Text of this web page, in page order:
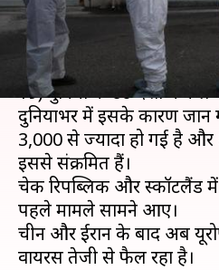
क्या है खबर?
चीन के वुहान शहर से शुरू हुआ
19) दुनिया के 60 देशों में फैल
दुनियाभर में इसके कारण जान
3,000 से ज्यादा हो गई है
इससे संक्रमित हैं।
चेक रिपब्लिक और स्कॉटलैंड में
पहले मामले सामने आए।
चीन और ईरान के बाद अब
वायरस तेजी से फैल रहा है।